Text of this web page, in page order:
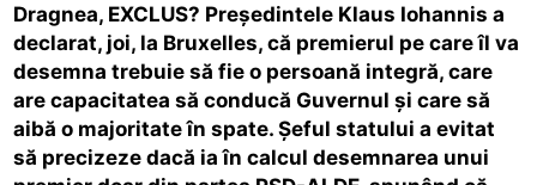
Dragnea, EXCLUS? Preşedintele Klaus Iohannis a
declarat, joi, la Bruxelles, că premierul pe care îl va
desemna trebuie să fie o persoană integră, care
are capacitatea să conducă Guvernul şi care să
aibă o majoritate în spate. Şeful statului a evitat
să precizeze dacă ia în calcul desemnarea unui